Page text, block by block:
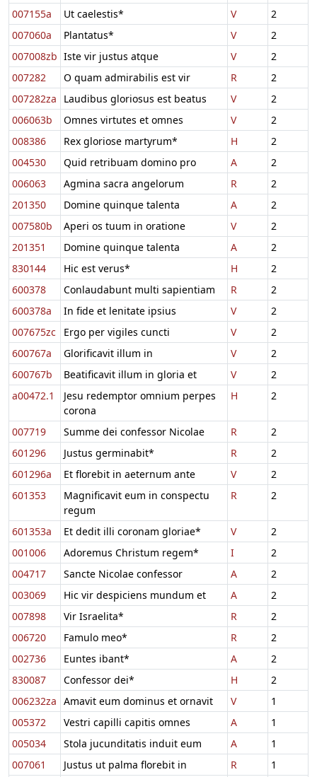
007155a Ut caelestis* V
2
007060a
Plantatus* V
2
007008zb Iste vir justus atque V
2
007282
O quam admirabilis est vir R
2
007282za
Laudibus gloriosus est beatus V
2
006063b
Omnes virtutes et omnes V
2
008386
Rex gloriose martyrum* H
2
004530
Quid retribuam domino pro A
2
006063
Agmina sacra angelorum R
2
201350
Domine quinque talenta A
2
007580b
Aperi os tuum in oratione V
2
201351
Domine quinque talenta A
2
830144
Hic est verus* H
2
600378
Conlaudabunt multi sapientiam R
2
600378a
In fide et lenitate ipsius V
2
007675zc
Ergo per vigiles cuncti V
2
600767a
Glorificavit illum in V
2
600767b
Beatificavit illum in gloria et V
2
a00472.1
Jesu redemptor omnium perpes
corona
H 2
007719 Summe dei confessor Nicolae R
2
601296
Justus germinabit* R
2
601296a
Et florebit in aeternum ante V
2
601353
Magnificavit eum in conspectu
regum
R 2
601353a Et dedit illi coronam gloriae* V
2
001006
Adoremus Christum regem* I
2
004717
Sancte Nicolae confessor A
2
003069
Hic vir despiciens mundum et A
2
007898
Vir Israelita* R
2
006720
Famulo meo* R
2
002736
Euntes ibant* A
2
830087
Confessor dei* H
2
006232za Amavit eum dominus et ornavit V
1
005372
Vestri capilli capitis omnes A
1
005034
Stola jucunditatis induit eum A
1
007061
Justus ut palma florebit in R 1